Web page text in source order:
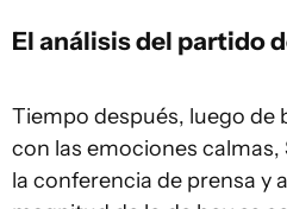
El análisis del partido
Tiempo después, luego de
con las emociones
la conferencia de prensa y